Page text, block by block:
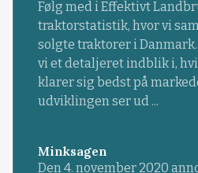
Følg med i Effektivt
traktorstatistik, hvor vi
solgte traktorer i
vi et detaljeret indblik i,
klarer sig bedst på
udviklingen ser ud ...
Minksagen
Den 4. november 2020